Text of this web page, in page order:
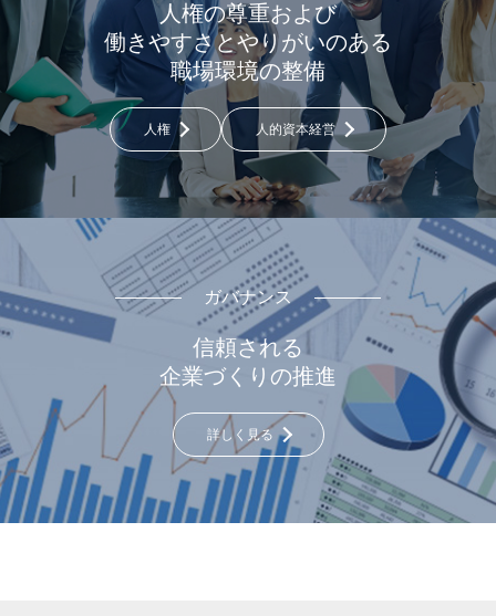
人権の尊重および
働きやすさとやりがいのある
職場環境の整備
人権 人的資本経営
ガバナンス
信頼される
企業づくりの推進
詳しく見る